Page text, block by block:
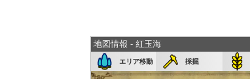
地図情報 - 紅玉海
エリア移動 採掘